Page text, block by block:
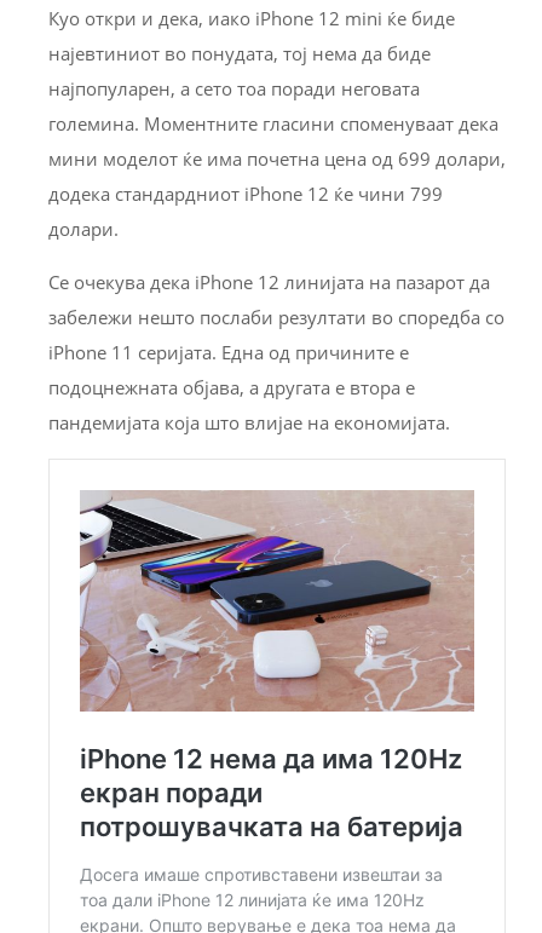
Куо откри и дека, иако iPhone 12 mini ќе биде
најевтиниот во понудата, тој нема да биде
најпопуларен, а сето тоа поради неговата
големина. Моментните гласини споменуваат дека
мини моделот ќе има почетна цена од 699 долари,
додека стандардниот iPhone 12 ќе чини 799
долари.
Се очекува дека iPhone 12 линијата на пазарот да
забележи нешто послаби резултати во споредба со
iPhone 11 серијата. Една од причините е
подоцнежната објава, а другата е втора е
пандемијата која што влијае на економијата.